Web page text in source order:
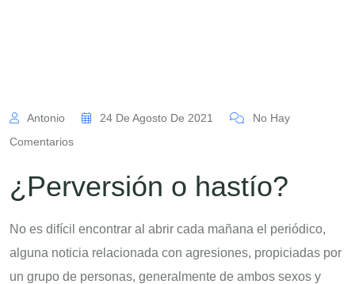
Antonio 24 De Agosto De 2021
No Hay
Comentarios
¿Perversión o hastío?
No es difícil encontrar al abrir cada mañana el periódico,
alguna noticia relacionada con agresiones, propiciadas por
un grupo de personas, generalmente de ambos sexos y